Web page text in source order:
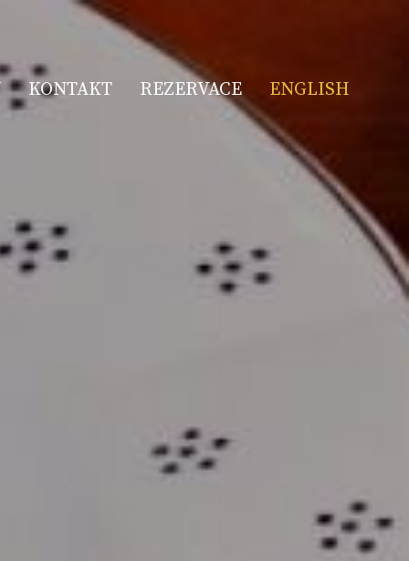
KONTAKT REZERVACE ENGLISH